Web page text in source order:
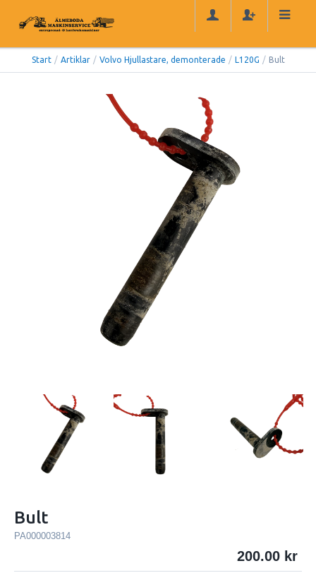
Start / Artiklar / Volvo Hjullastare, demonterade / L120G / Bult
Bult
PA000003814
200.00